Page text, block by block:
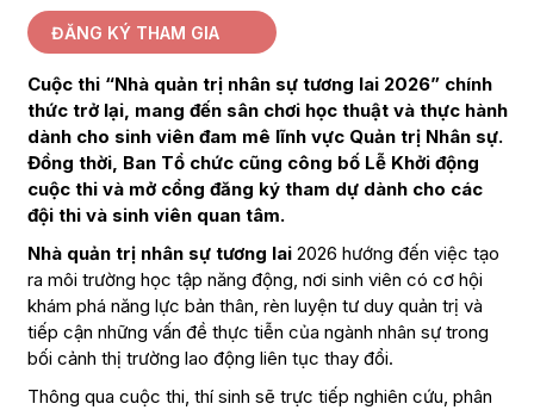
ĐĂNG KÝ THAM GIA
Cuộc thi “Nhà quản trị nhân sự tương lai 2026” chính
thức trở lại, mang đến sân chơi học thuật và thực hành
dành cho sinh viên đam mê lĩnh vực Quản trị Nhân sự.
Đồng thời, Ban Tổ chức cũng công bố Lễ Khởi động
cuộc thi và mở cổng đăng ký tham dự dành cho các
đội thi và sinh viên quan tâm.
Nhà quản trị nhân sự tương lai 2026 hướng đến việc tạo
ra môi trường học tập năng động, nơi sinh viên có cơ hội
khám phá năng lực bản thân, rèn luyện tư duy quản trị và
tiếp cận những vấn đề thực tiễn của ngành nhân sự trong
bối cảnh thị trường lao động liên tục thay đổi.
Thông qua cuộc thi, thí sinh sẽ trực tiếp nghiên cứu, phân